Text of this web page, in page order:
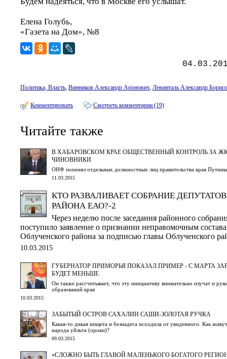
Елена Голубь,
«Газета на Дом», №8
Политика, Власть, Винников Александр Аронович, Левинталь Александр
Комментировать Смотреть комментарии (19)
Читайте также
В ХАБАРОВСКОМ КРАЕ ОБЩЕСТВЕННЫЙ КОНТРОЛЬ ЗА
ЧИНОВНИКИ
ОНФ попенял отдельных должностных лиц правительства края
11.03.2015
КТО РАЗВАЛИВАЕТ СОБРАНИЕ
РАЙОНА ЕАО?-2
Через неделю после заседания районного
поступило заявление о признании неправомочным состава
Облученского района за подписью главы Облученского
10.03.2015
ГУБЕРНАТОР ПРИМОРЬЯ ПОКАЗАЛ ПРИМЕР - С МАРТА
БУДЕТ МЕНЬШЕ
Он также рассчитывает, что эту инициативу внимательно изучат и
образований края
10.03.2015
ЗАБЫТЫЙ ОСТРОВ САХАЛИН САШИ-ЗОЛОТАЯ РУЧКА
Какая-то дикая нищета и безнадега исходила от увиденного. Как
народа уйльта (ороки)?
09.03.2015
«СЛОЖНО БЫТЬ ГЛАВОЙ МАЛЕНЬКОГО БОГАТОГО